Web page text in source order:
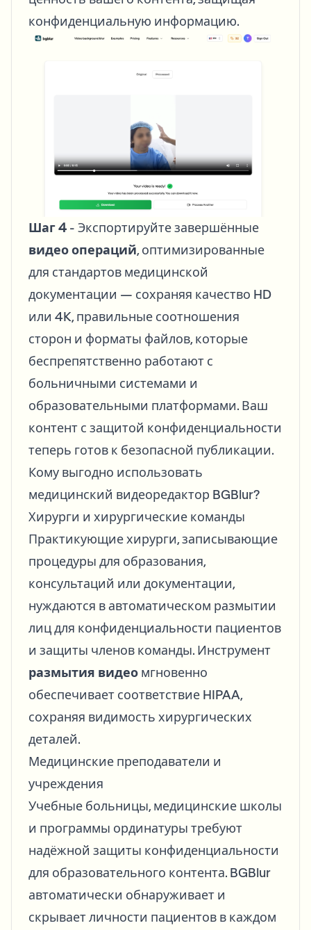
конфиденциальную информацию.
Шаг 4 - Экспортируйте завершённые
видео операций, оптимизированные
для стандартов медицинской
документации — сохраняя качество HD
или 4K, правильные соотношения
сторон и форматы файлов, которые
беспрепятственно работают с
больничными системами и
образовательными платформами. Ваш
контент с защитой конфиденциальности
теперь готов к безопасной публикации.
Кому выгодно использовать
медицинский видеоредактор BGBlur?
Хирурги и хирургические команды
Практикующие хирурги, записывающие
процедуры для образования,
консультаций или документации,
нуждаются в автоматическом размытии
лиц для конфиденциальности пациентов
и защиты членов команды. Инструмент
размытия видео мгновенно
обеспечивает соответствие HIPAA,
сохраняя видимость хирургических
деталей.
Медицинские преподаватели и
учреждения
Учебные больницы, медицинские школы
и программы ординатуры требуют
надёжной защиты конфиденциальности
для образовательного контента. BGBlur
автоматически обнаруживает и
скрывает личности пациентов в каждом